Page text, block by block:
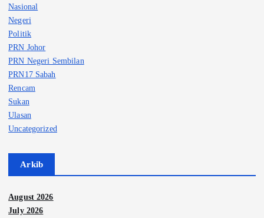
Nasional
Negeri
Politik
PRN Johor
PRN Negeri Sembilan
PRN17 Sabah
Rencam
Sukan
Ulasan
Uncategorized
Arkib
August 2026
July 2026